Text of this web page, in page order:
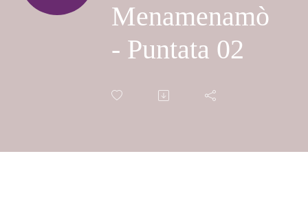
Menamenamò
- Puntata 02